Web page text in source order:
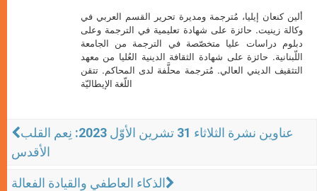
ألين كنعان إيليا، مُترجمة ومديرة تحرير القسم العربي في
وكالة زينيت. حائزة على شهادة تعليمية في الترجمة وعلى
دبلوم دراسات عليا متخصّصة في الترجمة من الجامعة
اللّبنانية. حائزة على شهادة الثقافة الدينية العُليا من معهد
التثقيف الديني العالي. مُترجمة محلَّفة لدى المحاكم. تتقن
اللّغة الإيطاليّة
عناوين نشرة الثلاثاء 31 تشرين الأوّل 2023: نِعم القلب
الأقدس
الذكاء العاطفي والقيادة الفعالة